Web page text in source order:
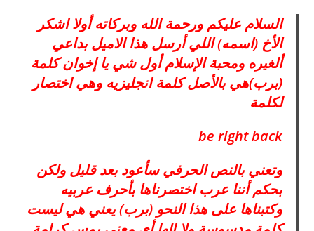
السلام عليكم ورحمة الله وبركاته أولا اشكر
الأخ (اسمه) اللي أرسل هذا الاميل بداعي
ألغيره ومحبة الإسلام أولشي يا إخوان كلمة
(برب)هي بالأصل كلمة انجليزيه وهي اختصار
لكلمة
be right back
وتعني بالنص الحرفي سأعود بعد قليل ولكن
بحكم أننا عرب اختصرناها بأحرف عربيه
وكتبناها على هذا النحو (برب) يعني هي ليست